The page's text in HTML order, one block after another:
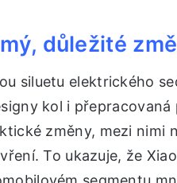
důležité
siluetu elektrického
kol i
změny, mezi nimi
To ukazuje, že